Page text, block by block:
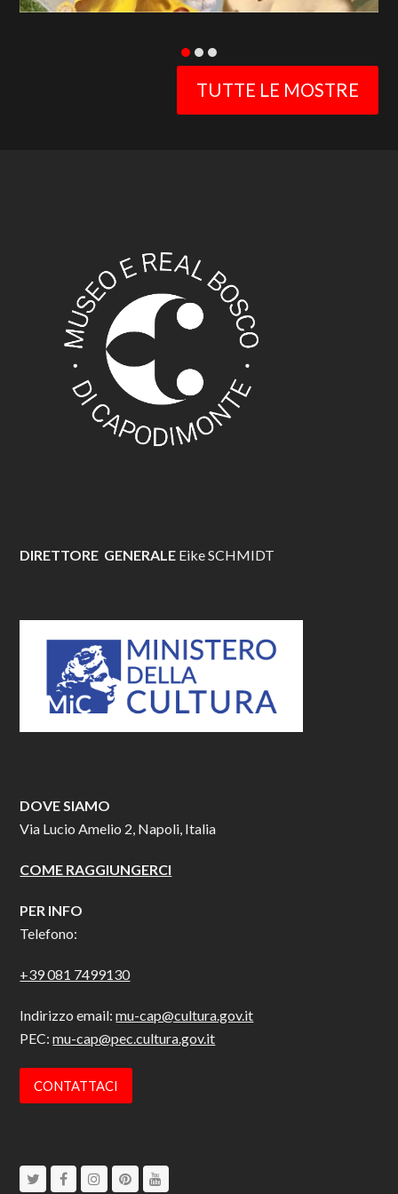
TUTTE LE MOSTRE
DIRETTORE GENERALE Eike SCHMIDT
DOVE SIAMO
Via Lucio Amelio 2, Napoli, Italia
COME RAGGIUNGERCI
PER INFO
Telefono:
+39 081 7499130
Indirizzo email:mu-cap@cultura.gov.it
PEC:mu-cap@pec.cultura.gov.it
CONTATTACI
TwitterFacebookInstagram
Pinterest